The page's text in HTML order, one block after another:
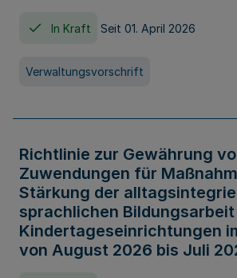
In Kraft Seit 01. April 2026
Verwaltungsvorschrift
Richtlinie zur Gewährung
Zuwendungen für
Stärkung der
sprachlichen Bildungsarbeit
Kindertageseinrichtungen
von August 2026 bis Juli